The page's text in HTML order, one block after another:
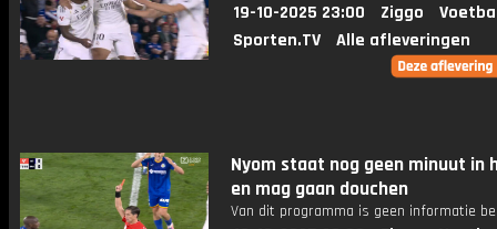
19-10-2025 23:00 Ziggo
Sporten.TV
Alle afleveringen
Nyom staat nog geen minuut in
en mag gaan douchen
Van dit programma is geen informatie